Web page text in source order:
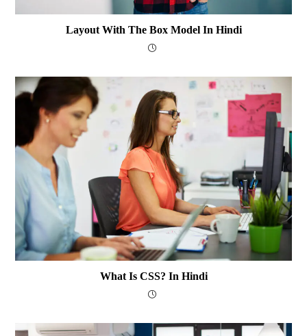
Layout With The Box Model In Hindi
What Is CSS? In Hindi